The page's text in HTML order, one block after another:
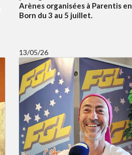
Arènes organisées à Parentis en
Born du 3 au 5 juillet.
13/05/26